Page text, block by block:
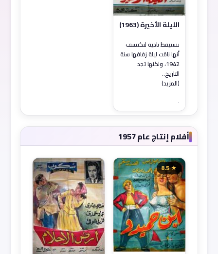
الليلة الأخيرة (1963)
تستيقظ نادية لتكتشف
أنها نامَت ليلة زفافها سنة
1942، ولكنها تجد
التاريخ..
(المزيد)
.
أفلام إنتاج عام 1957
★ 8.5